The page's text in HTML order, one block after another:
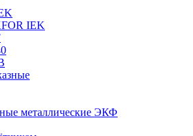
IEK
металлические ЭКФ